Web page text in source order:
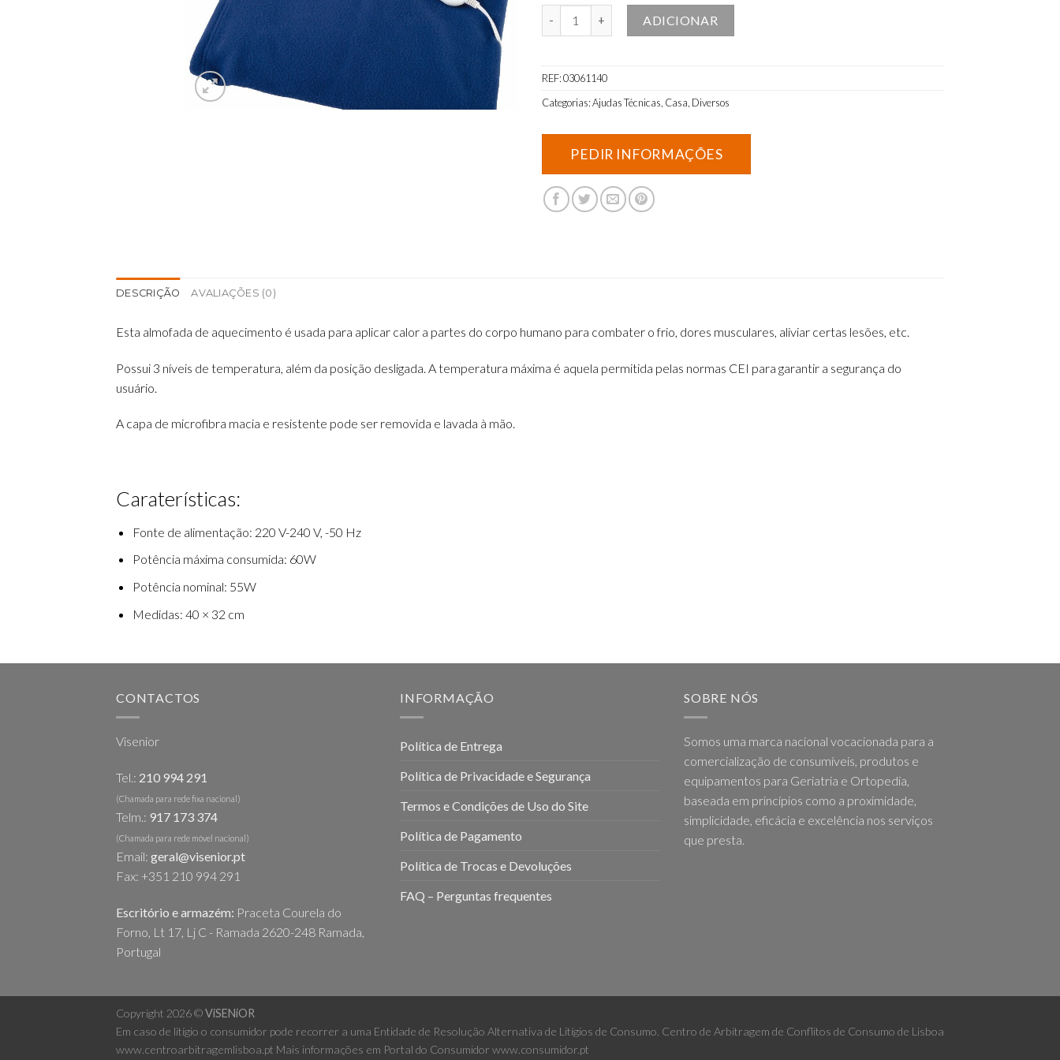
ADICIONAR
REF:03061140
Categorias:Ajudas Técnicas Casa Diversos
DESCRIÇÃO AVALIAÇÕES (0)
Esta almofada de aquecimento é usada para aplicar calor a partes do corpo humano para combater o frio, dores musculares, aliviar certas lesões, etc.
Possui 3 níveis de temperatura, além da posição desligada. A temperatura máxima é aquela permitida pelas normas CEI para garantir a segurança do
usuário.
A capa de microfibra macia e resistente pode ser removida e lavada à mão.
Caraterísticas:
Fonte de alimentação: 220 V-240 V, -50 Hz
Potência máxima consumida: 60W
Potência nominal: 55W
Medidas: 40 × 32 cm
CONTACTOS
Visenior
Tel.: 210 994 291
(Chamada para rede fixa nacional)
Telm.: 917 173 374
(Chamada para rede móvel nacional)
Email: geral@visenior.pt
Fax: +351 210 994 291
Escritório e armazém: Praceta Courela do
Forno, Lt 17, Lj C - Ramada 2620-248 Ramada,
Portugal
INFORMAÇÃO
Política de Entrega
Política de Privacidade e Segurança
Termos e Condições de Uso do Site
Política de Pagamento
Política de Trocas e Devoluções
FAQ – Perguntas frequentes
SOBRE NÓS
Somos uma marca nacional vocacionada para a
comercialização de consumíveis, produtos e
equipamentos para Geriatria e Ortopedia,
baseada em princípios como a proximidade,
simplicidade, eficácia e excelência nos serviços
que presta.
Copyright 2026 ©ViSENiOR
Em caso de litígio o consumidor pode recorrer a uma Entidade de Resolução Alternativa de Litígios de Consumo. Centro de Arbitragem de Conflitos de Consumo de Lisboa
www.centroarbitragemlisboa.pt Mais informações em Portal do Consumidor www.consumidor.pt